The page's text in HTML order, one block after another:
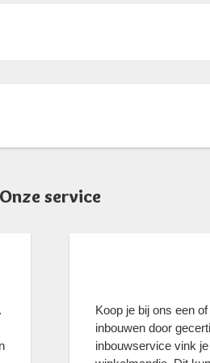
Onze service
Koop je bij ons een
inbouwen door
inbouwservice vink